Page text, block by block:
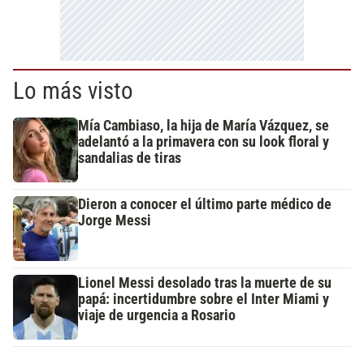
Lo más visto
Mía Cambiaso, la hija de María Vázquez, se
adelantó a la primavera con su look floral y
sandalias de tiras
Dieron a conocer el último parte médico de
Jorge Messi
Lionel Messi desolado tras la muerte de su
papá: incertidumbre sobre el Inter Miami y
viaje de urgencia a Rosario